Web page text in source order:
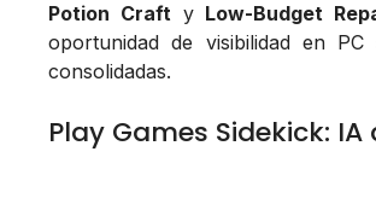
Potion Crafty Low-Budget
oportunidad de visibilidad en
consolidadas.
Play Games Sidekick: